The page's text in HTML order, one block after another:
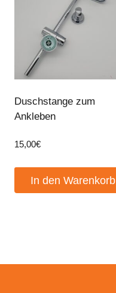
Duschstange zum
Ankleben
15,00€
In den Warenkorb